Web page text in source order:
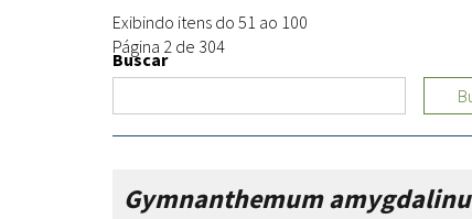
Exibindo itens do 51 ao 100
Página 2 de 304
Buscar
Gymnanthemum